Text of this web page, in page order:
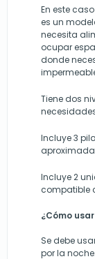
En este caso
es un
necesita
ocupar
donde
Tiene dos
Incluye 3
Incluye 2
compatible
¿Cómo
Se debe
por la noche.